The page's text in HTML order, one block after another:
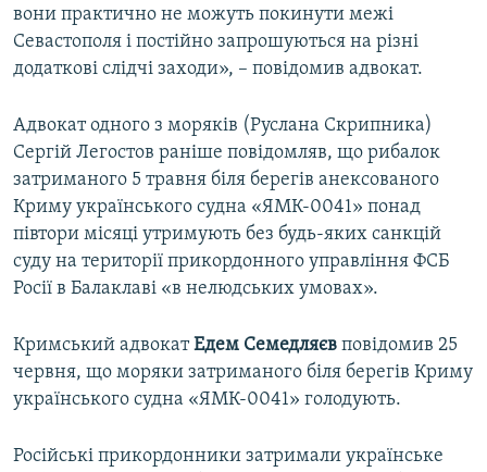
вони практично не можуть покинути межі
Севастополя і постійно запрошуються на різні
додаткові слідчі заходи», – повідомив адвокат.
Адвокат одного з моряків (Руслана Скрипника)
Сергій Легостов раніше повідомляв, що рибалок
затриманого 5 травня біля берегів анексованого
Криму українського судна «ЯМК-0041» понад
півтори місяці утримують без будь-яких санкцій
суду на території прикордонного управління ФСБ
Росії в Балаклаві «в нелюдських умовах».
Кримський адвокатЕдем Семедляєв повідомив 25
червня, що моряки затриманого біля берегів Криму
українського судна «ЯМК-0041» голодують.
Російські прикордонники затримали українське